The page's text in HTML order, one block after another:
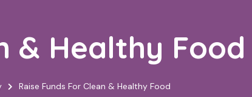
& Healthy Food
Raise Funds For Clean & Healthy Food